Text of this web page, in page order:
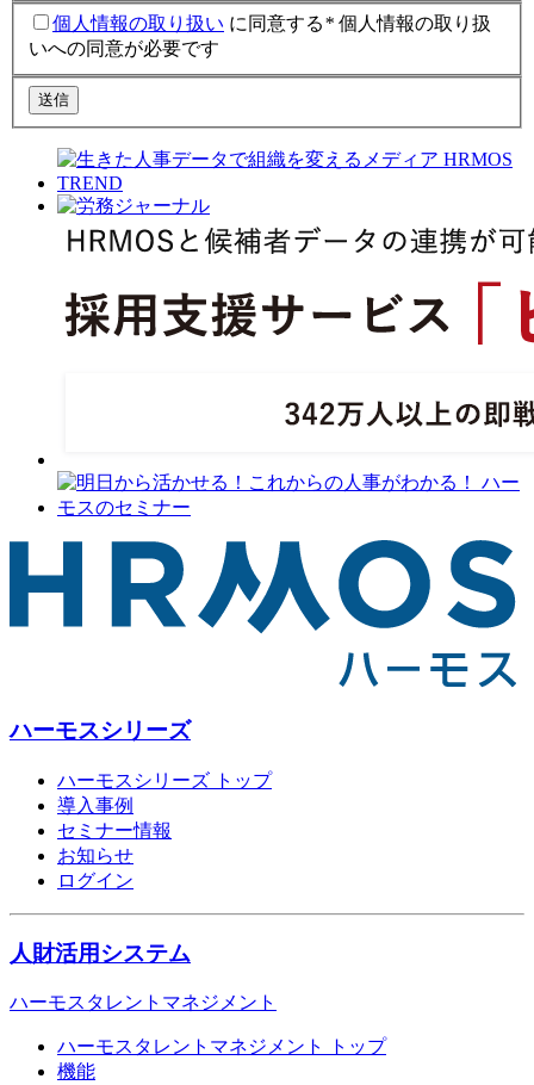
個人情報の取り扱い に同意する* 個人情報の取り扱
いへの同意が必要です
ハーモスシリーズ
ハーモスシリーズ トップ
導入事例
セミナー情報
お知らせ
ログイン
人財活用システム
ハーモスタレントマネジメント
ハーモスタレントマネジメント トップ
機能